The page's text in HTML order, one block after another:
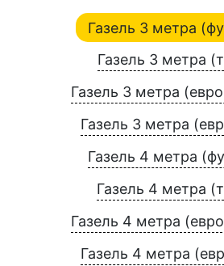
Газель 3 метра
Газель 3 метра
Газель 3 метра
Газель 3 метра
Газель 4 метра
Газель 4 метра
Газель 4 метра
Газель 4 метра